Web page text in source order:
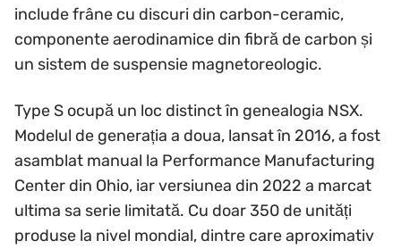
include frâne cu discuri din carbon-ceramic,
componente aerodinamice din fibră de carbon și
un sistem de suspensie magnetoreologic.
Type S ocupă un loc distinct în genealogia NSX.
Modelul de generația a doua, lansat în 2016, a fost
asamblat manual la Performance Manufacturing
Center din Ohio, iar versiunea din 2022 a marcat
ultima sa serie limitată. Cu doar 350 de unități
produse la nivel mondial, dintre care aproximativ